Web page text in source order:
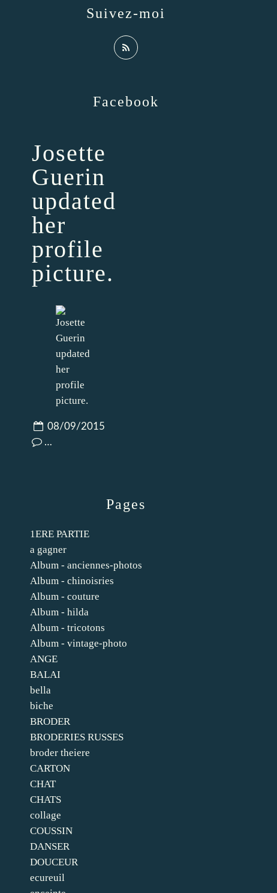
Pages
1ERE PARTIE
a gagner
Album - anciennes-photos
Album - chinoisries
Album - couture
Album - hilda
Album - tricotons
Album - vintage-photo
ANGE
BALAI
bella
biche
BRODER
BRODERIES RUSSES
broder theiere
CARTON
CHAT
CHATS
collage
COUSSIN
DANSER
DOUCEUR
ecureuil
Suivez-moi
Facebook
Josette
Guerin
updated
her
profile
picture.
08/09/2015
…